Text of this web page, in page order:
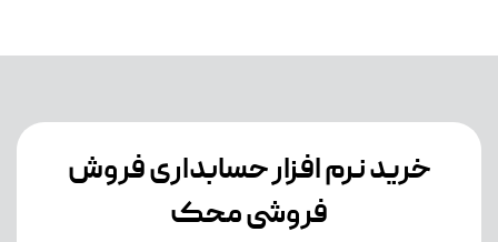
خرید نرم افزار حسابداری فروش
فروشی محک